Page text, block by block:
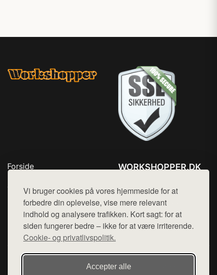
Vi bruger cookies på vores hjemmeside for at
forbedre din oplevelse, vise mere relevant
indhold og analysere trafikken. Kort sagt: for at
siden fungerer bedre – ikke for at være irriterende.
Cookie- og privatlivspolitik.
Accepter alle
Forside
Top Rabatter
Kontakt
WORKSHOPPER.DK
Mail: hej@want.dk
Cookie- og privatlivspolitik
Denne side er en del af want.dk, der udgiver en række